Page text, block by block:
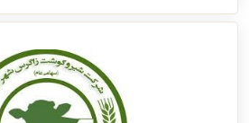
مدیران و